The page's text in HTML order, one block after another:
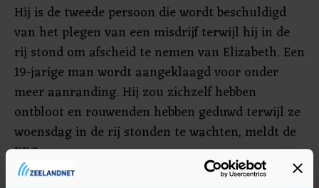
Hij is de tweede persoon die wordt beschuldigd
van het plegen van een misdrijf terwijl hij in de
rij stond om afscheid te nemen van Elizabeth. Een
19-jarige man wordt aangeklaagd voor onder
meer aanranding. Hij zou zichzelf hebben
ontbloot en rouwenden hebben geduwd terwijl ze
woensdag in de rij stonden te wachten, meldt de
BBC.